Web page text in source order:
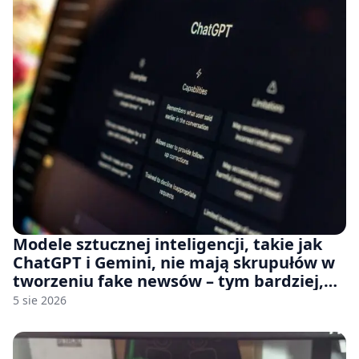
Modele sztucznej inteligencji, takie jak
ChatGPT i Gemini, nie mają skrupułów w
tworzeniu fake newsów – tym bardziej,
jeśli rozmawiasz z nimi po polsku
5 sie 2026